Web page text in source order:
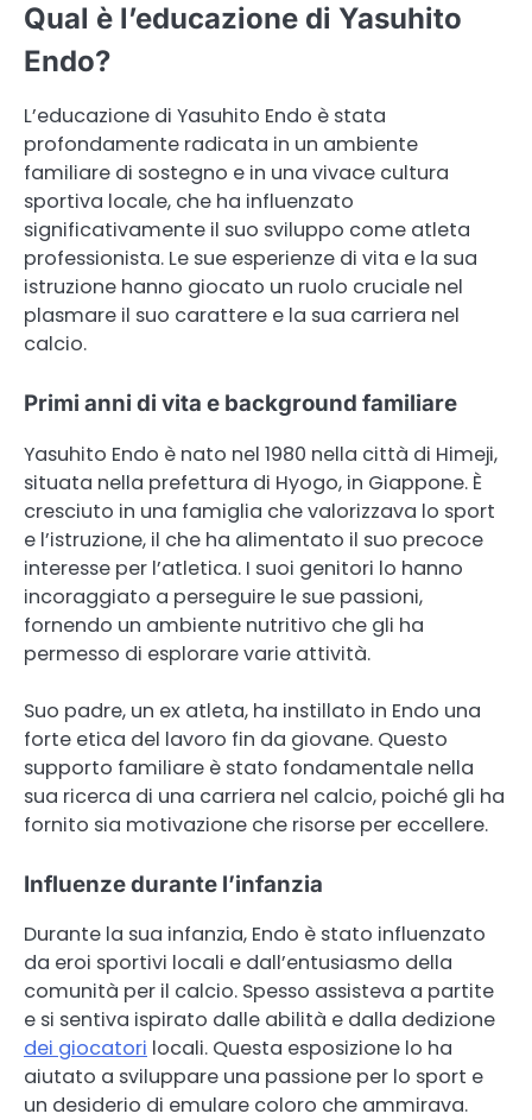
Qual è l’educazione di Yasuhito
Endo?
L’educazione di Yasuhito Endo è stata
profondamente radicata in un ambiente
familiare di sostegno e in una vivace cultura
sportiva locale, che ha influenzato
significativamente il suo sviluppo come atleta
professionista. Le sue esperienze di vita e la sua
istruzione hanno giocato un ruolo cruciale nel
plasmare il suo carattere e la sua carriera nel
calcio.
Primi anni di vita e background familiare
Yasuhito Endo è nato nel 1980 nella città di Himeji,
situata nella prefettura di Hyogo, in Giappone. È
cresciuto in una famiglia che valorizzava lo sport
e l’istruzione, il che ha alimentato il suo precoce
interesse per l’atletica. I suoi genitori lo hanno
incoraggiato a perseguire le sue passioni,
fornendo un ambiente nutritivo che gli ha
permesso di esplorare varie attività.
Suo padre, un ex atleta, ha instillato in Endo una
forte etica del lavoro fin da giovane. Questo
supporto familiare è stato fondamentale nella
sua ricerca di una carriera nel calcio, poiché gli ha
fornito sia motivazione che risorse per eccellere.
Influenze durante l’infanzia
Durante la sua infanzia, Endo è stato influenzato
da eroi sportivi locali e dall’entusiasmo della
comunità per il calcio. Spesso assisteva a partite
e si sentiva ispirato dalle abilità e dalla dedizione
dei giocatori locali. Questa esposizione lo ha
aiutato a sviluppare una passione per lo sport e
un desiderio di emulare coloro che ammirava.